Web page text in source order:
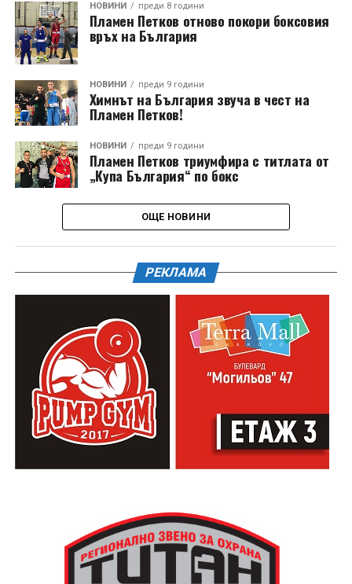
НОВИНИ преди 8 години
Пламен Петков отново покори боксовия
връх на България
НОВИНИ преди 9 години
Химнът на България звуча в чест на
Пламен Петков!
НОВИНИ преди 9 години
Пламен Петков триумфира с титлата от
„Купа България“ по бокс
ОЩЕ НОВИНИ
РЕКЛАМА